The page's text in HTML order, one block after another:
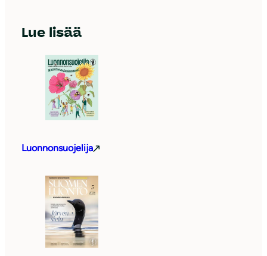
Lue lisää
Luonnonsuojelija